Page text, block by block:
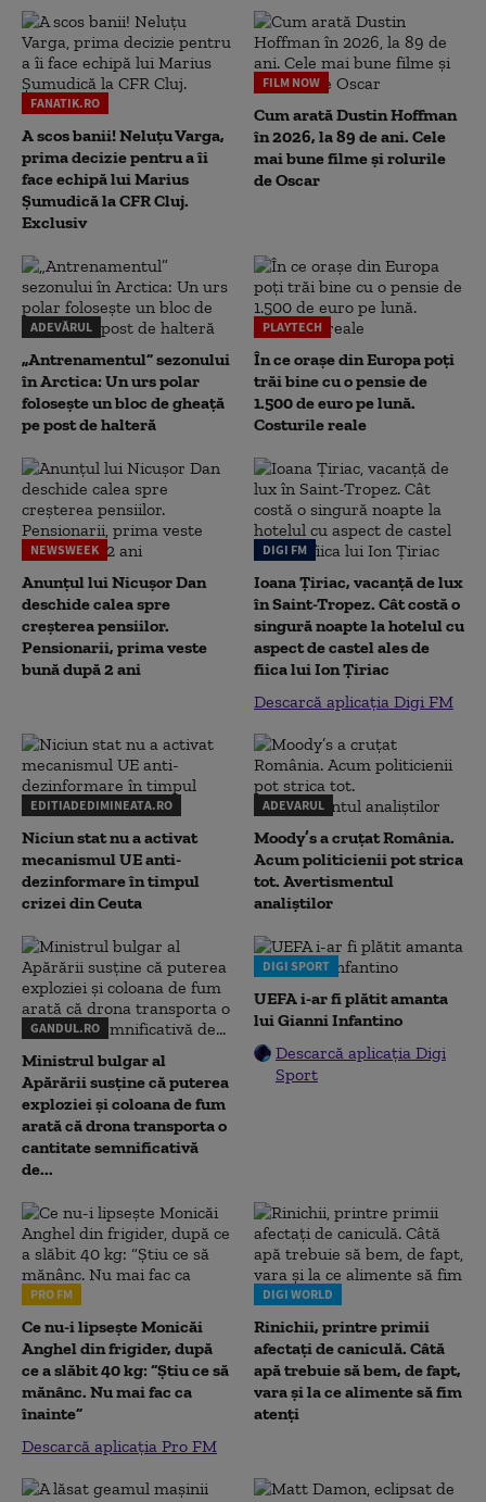
FANATIK.RO
A scos banii! Neluțu Varga,
prima decizie pentru a îi
face echipă lui Marius
Șumudică la CFR Cluj.
Exclusiv
FILM NOW
Cum arată Dustin Hoffman
în 2026, la 89 de ani. Cele
mai bune filme și rolurile
de Oscar
ADEVĂRUL
„Antrenamentul” sezonului
în Arctica: Un urs polar
folosește un bloc de gheață
pe post de halteră
PLAYTECH
În ce orașe din Europa poți
trăi bine cu o pensie de
1.500 de euro pe lună.
Costurile reale
NEWSWEEK
Anunțul lui Nicușor Dan
deschide calea spre
creșterea pensiilor.
Pensionarii, prima veste
bună după 2 ani
DIGI FM
Ioana Țiriac, vacanță de lux
în Saint-Tropez. Cât costă o
singură noapte la hotelul cu
aspect de castel ales de
fiica lui Ion Țiriac
Descarcă aplicația Digi FM
EDITIADEDIMINEATA.RO
Niciun stat nu a activat
mecanismul UE anti-
dezinformare în timpul
crizei din Ceuta
ADEVARUL
Moody’s a cruțat România.
Acum politicienii pot strica
tot. Avertismentul
analiștilor
GANDUL.RO
Ministrul bulgar al
Apărării susține că puterea
exploziei și coloana de fum
arată că drona transporta o
cantitate semnificativă
de...
DIGI SPORT
UEFA i-ar fi plătit amanta
lui Gianni Infantino
Descarcă aplicația Digi
Sport
PRO FM
Ce nu-i lipsește Monicăi
Anghel din frigider, după
ce a slăbit 40 kg: “Știu ce să
mănânc. Nu mai fac ca
înainte”
Descarcă aplicația Pro FM
DIGI WORLD
Rinichii, printre primii
afectați de caniculă. Câtă
apă trebuie să bem, de fapt,
vara și la ce alimente să fim
atenți